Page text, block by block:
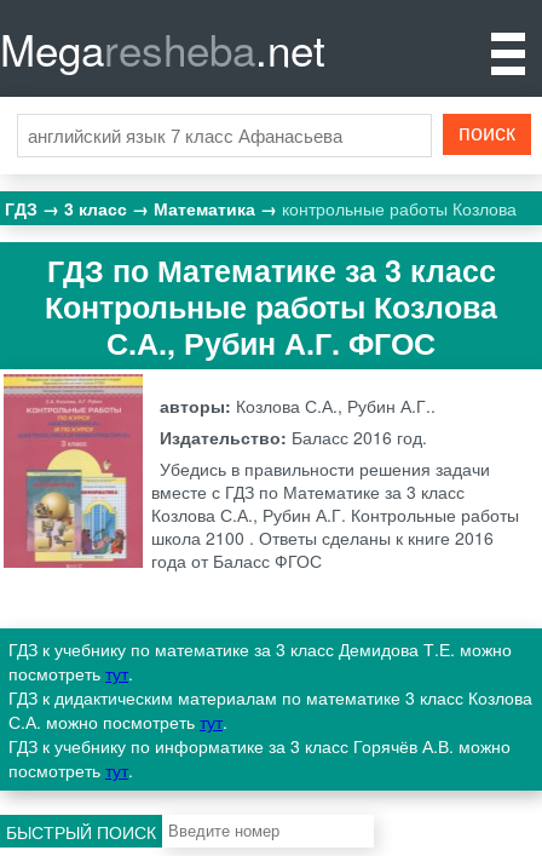
Megaresheba.net
ГДЗ 3 класс Математика контрольные работы Козлова
ГДЗ по Математике за 3 класс
Контрольные работы Козлова
С.А., Рубин А.Г. ФГОС
авторы: Козлова С.А., Рубин А.Г..
Издательство: Баласс 2016 год.
Убедись в правильности решения задачи
вместе с ГДЗ по Математике за 3 класс
Козлова С.А., Рубин А.Г. Контрольные работы
школа 2100 . Ответы сделаны к книге 2016
года от Баласс ФГОС
ГДЗ к учебнику по математике за 3 класс Демидова Т.Е. можно
посмотреть тут.
ГДЗ к дидактическим материалам по математике 3 класс Козлова
С.А. можно посмотреть тут.
ГДЗ к учебнику по информатике за 3 класс Горячёв А.В. можно
посмотреть тут.
БЫСТРЫЙ ПОИСК